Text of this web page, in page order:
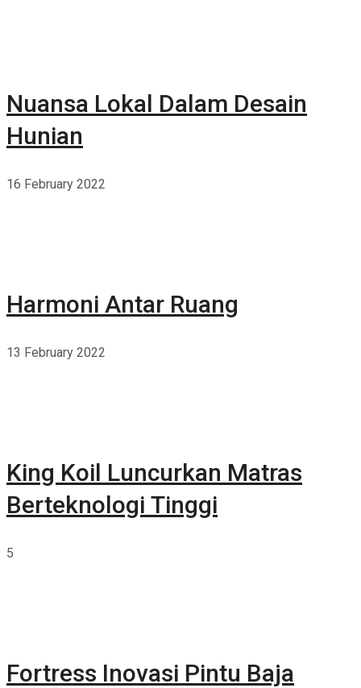
Nuansa Lokal Dalam Desain
Hunian
16 February 2022
Harmoni Antar Ruang
13 February 2022
King Koil Luncurkan Matras
Berteknologi Tinggi
5
Fortress Inovasi Pintu Baja